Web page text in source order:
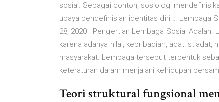
sosial. Sebagai contoh, sosiologi
upaya pendefinisian identitas diri … Lembaga
28, 2020 · Pengertian Lembaga Sosial
karena adanya nilai, kepribadian, adat istiadat,
masyarakat. Lembaga tersebut terbentuk
keteraturan dalam menjalani kehidupan
Teori struktural fungsional